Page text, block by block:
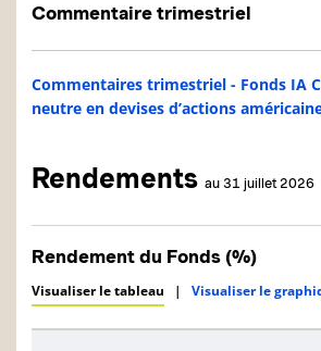
Commentaire trimestriel
Commentaires trimestriel - Fonds IA
neutre en devises d’actions
Rendements au 31 juillet 2026
Rendement du Fonds (%)
Visualiser le tableau | Visualiser le